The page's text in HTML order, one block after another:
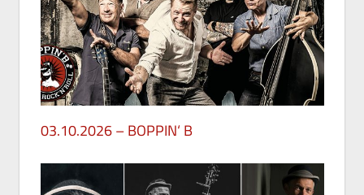
03.10.2026 – BOPPIN‘ B